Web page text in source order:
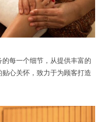
每一个细节，从提供丰富的
心关怀，致力于为顾客打造